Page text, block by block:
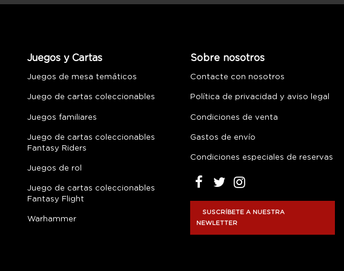
Juegos y Cartas
Juegos de mesa temáticos
Juego de cartas coleccionables
Juegos familiares
Juego de cartas coleccionables
Fantasy Riders
Juegos de rol
Juego de cartas coleccionables
Fantasy Flight
Warhammer
Sobre nosotros
Contacte con nosotros
Política de privacidad y aviso legal
Condiciones de venta
Gastos de envío
Condiciones especiales de reservas
SUSCRÍBETE A NUESTRA
NEWLETTER